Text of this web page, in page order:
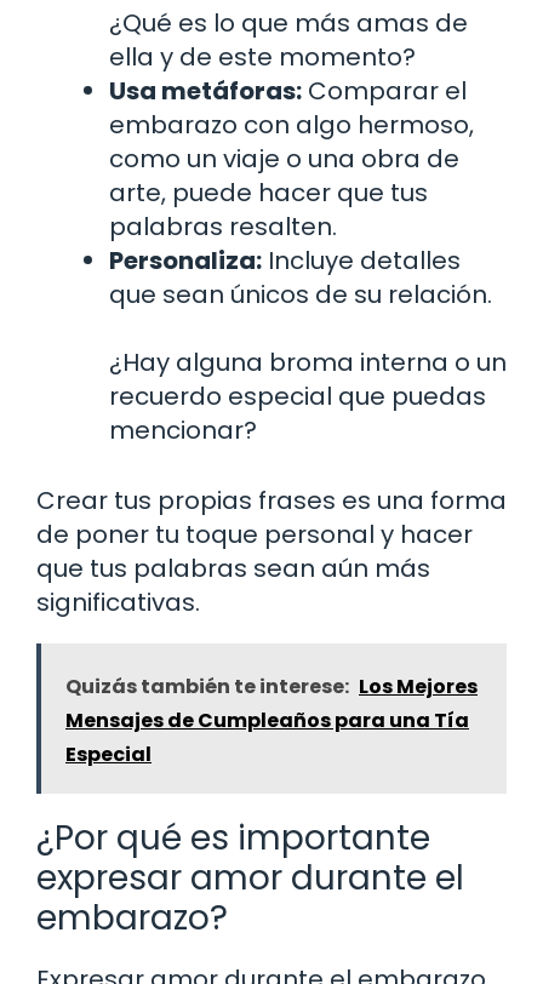
¿Qué es lo que más amas de
ella y de este momento?
Usa metáforas: Comparar el
embarazo con algo hermoso,
como un viaje o una obra de
arte, puede hacer que tus
palabras resalten.
Personaliza: Incluye detalles
que sean únicos de su relación.
¿Hay alguna broma interna o un
recuerdo especial que puedas
mencionar?
Crear tus propias frases es una forma
de poner tu toque personal y hacer
que tus palabras sean aún más
significativas.
Quizás también te interese: Los Mejores
Mensajes de Cumpleaños para una Tía
Especial
¿Por qué es importante
expresar amor durante el
embarazo?